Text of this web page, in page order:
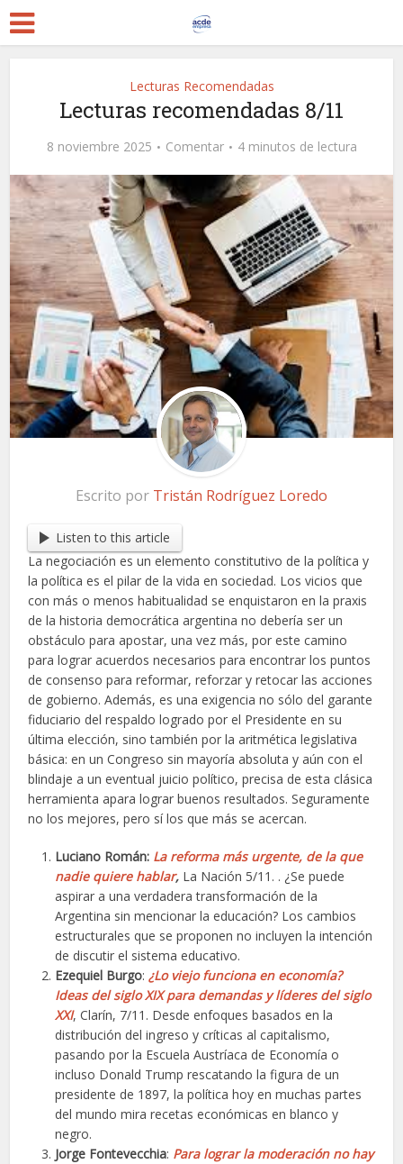
Lecturas Recomendadas
Lecturas recomendadas 8/11
8 noviembre 2025 Comentar 4 minutos de lectura
Escrito por Tristán Rodríguez Loredo
Listen to this article
La negociación es un elemento constitutivo de la política y
la política es el pilar de la vida en sociedad. Los vicios que
con más o menos habitualidad se enquistaron en la praxis
de la historia democrática argentina no debería ser un
obstáculo para apostar, una vez más, por este camino
para lograr acuerdos necesarios para encontrar los puntos
de consenso para reformar, reforzar y retocar las acciones
de gobierno. Además, es una exigencia no sólo del garante
fiduciario del respaldo logrado por el Presidente en su
última elección, sino también por la aritmética legislativa
básica: en un Congreso sin mayoría absoluta y aún con el
blindaje a un eventual juicio político, precisa de esta clásica
herramienta apara lograr buenos resultados. Seguramente
no los mejores, pero sí los que más se acercan.
Luciano Román: La reforma más urgente, de la que
nadie quiere hablar, La Nación 5/11. . ¿Se puede
aspirar a una verdadera transformación de la
Argentina sin mencionar la educación? Los cambios
estructurales que se proponen no incluyen la intención
de discutir el sistema educativo.
Ezequiel Burgo:¿Lo viejo funciona en economía?
Ideas del siglo XIX para demandas y líderes del siglo
XXI, Clarín, 7/11. Desde enfoques basados en la
distribución del ingreso y críticas al capitalismo,
pasando por la Escuela Austríaca de Economía o
incluso Donald Trump rescatando la figura de un
presidente de 1897, la política hoy en muchas partes
del mundo mira recetas económicas en blanco y
negro.
Jorge Fontevecchia: Para lograr la moderación no hay